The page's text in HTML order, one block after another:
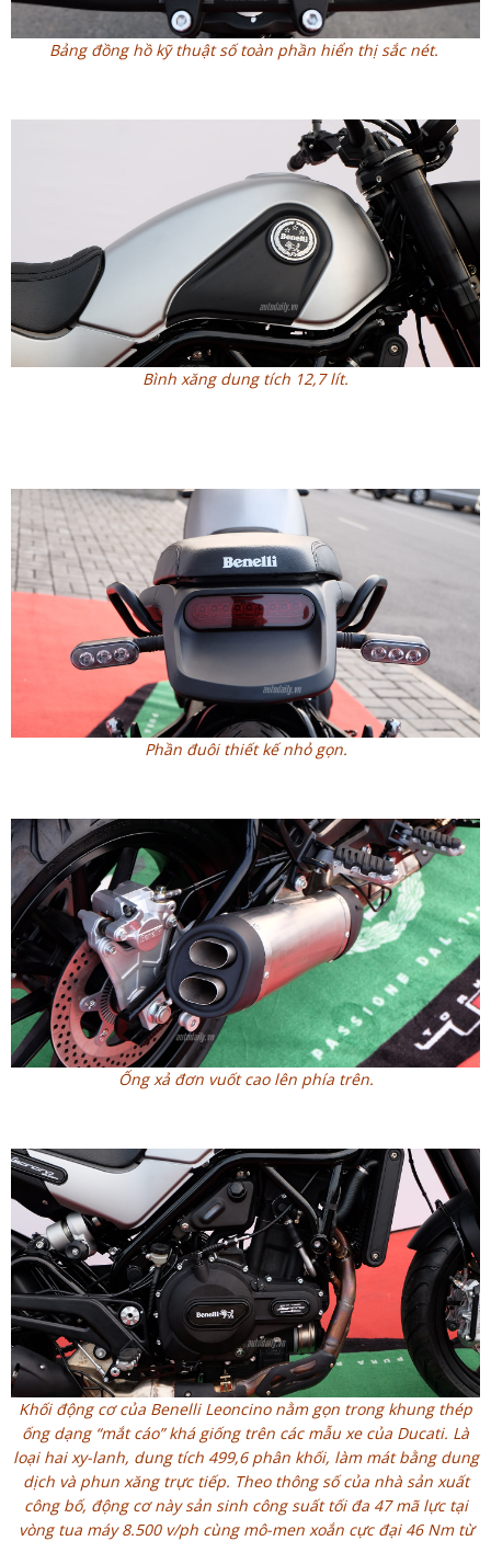
Bảng đồng hồ kỹ thuật số toàn phần hiển thị sắc nét.
Bình xăng dung tích 12,7 lít.
Phần đuôi thiết kế nhỏ gọn.
Ống xả đơn vuốt cao lên phía trên.
Khối động cơ của Benelli Leoncino nằm gọn trong khung thép
ống dạng “mắt cáo” khá giống trên các mẫu xe của Ducati. Là
loại hai xy-lanh, dung tích 499,6 phân khối, làm mát bằng dung
dịch và phun xăng trực tiếp. Theo thông số của nhà sản xuất
công bố, động cơ này sản sinh công suất tối đa 47 mã lực tại
vòng tua máy 8.500 v/ph cùng mô-men xoắn cực đại 46 Nm từ